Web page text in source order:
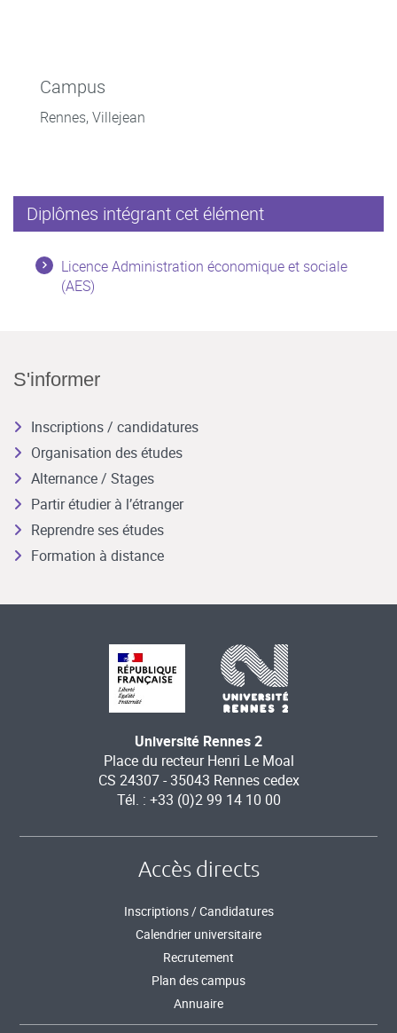
Campus
Rennes, Villejean
Diplômes intégrant cet élément
Licence Administration économique et sociale
(AES)
S'informer
Inscriptions / candidatures
Organisation des études
Alternance / Stages
Partir étudier à l’étranger
Reprendre ses études
Formation à distance
Université Rennes 2
Place du recteur Henri Le Moal
CS 24307 - 35043 Rennes cedex
Tél. : +33 (0)2 99 14 10 00
Accès directs
Inscriptions / Candidatures
Calendrier universitaire
Recrutement
Plan des campus
Annuaire